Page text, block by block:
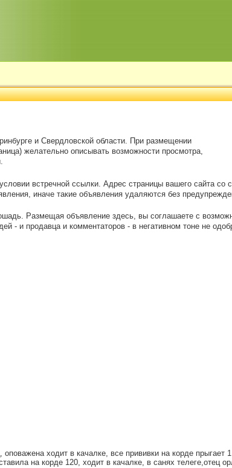
и Свердловской области. При размещении
желательно описывать возможности просмотра,
встречной ссылки. Адрес страницы вашего сайта со
иначе такие объявления удаляются без
Размещая объявление здесь, вы соглашаете с
- и продавца и комментаторов - в негативном тоне не
ходит в качалке, все прививки на корде прыгает
на корде 120, ходит в качалке, в санях телеге,отец